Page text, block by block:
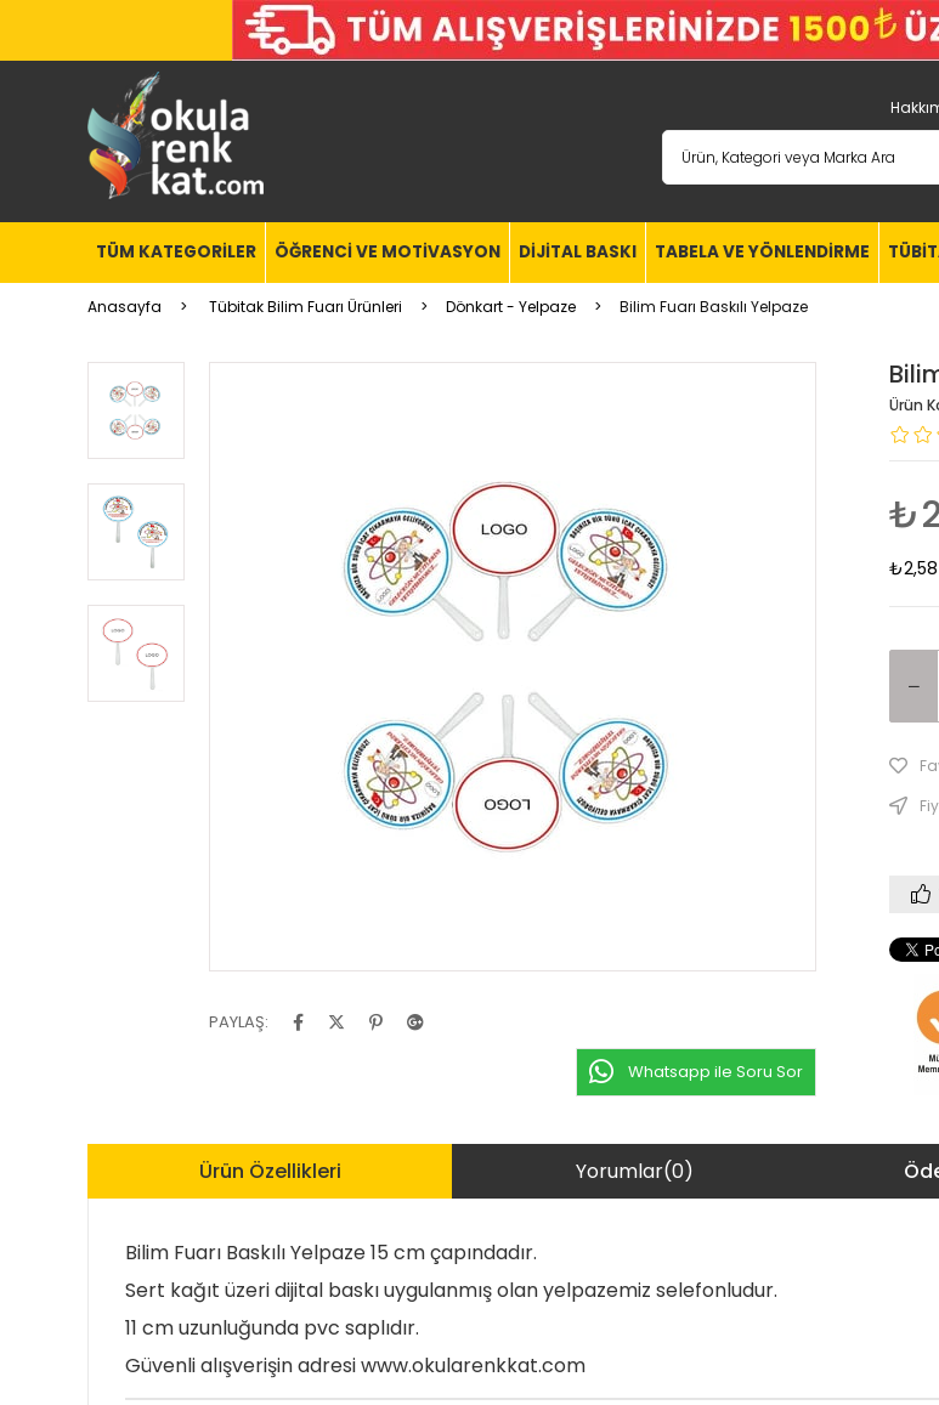
TÜM KATEGORİLER ÖĞRENCİ VE MOTİVASYON DİJİTAL BASKI TABELA VE YÖNLENDİRME
Anasayfa Tübitak Bilim Fuarı Ürünleri Dönkart - Yelpaze Bilim Fuarı Baskılı Yelpaze
PAYLAŞ:
Whatsapp ile Soru Sor
₺2,58
Ürün Özellikleri Yorumlar(0)
Bilim Fuarı Baskılı Yelpaze 15 cm çapındadır.
Sert kağıt üzeri dijital baskı uygulanmış olan yelpazemiz selefonludur.
11 cm uzunluğunda pvc saplıdır.
Güvenli alışverişin adresi www.okularenkkat.com